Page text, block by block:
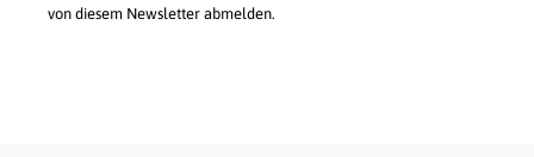
von diesem Newsletter abmelden.